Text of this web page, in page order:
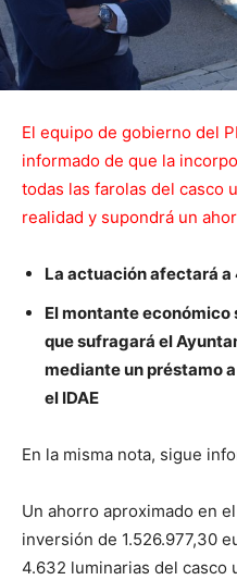
El equipo de gobierno del
informado de que la
todas las farolas del casco
realidad y supondrá un
La actuación afectará
El montante económico
que sufragará el
mediante un préstamo
el IDAE
En la misma nota, sigue
Un ahorro aproximado en
inversión de 1.526.977,30
4.632 luminarias del casco